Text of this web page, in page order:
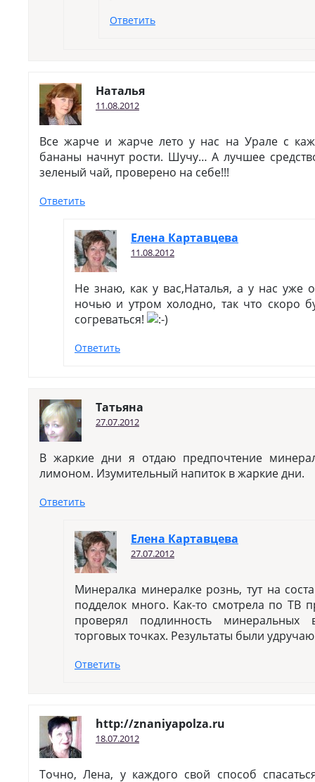
Ответить
Наталья
11.08.2012
Все жарче и жарче лето у нас на Урале с
бананы начнут рости. Шучу… А лучшее
зеленый чай, проверено на себе!!!
Ответить
Елена Картавцева
11.08.2012
Не знаю, как у вас,Наталья, а у нас уже
ночью и утром холодно, так что скоро
согреваться!
Ответить
Татьяна
27.07.2012
В жаркие дни я отдаю предпочтение
лимоном. Изумительный напиток в жаркие дни.
Ответить
Елена Картавцева
27.07.2012
Минералка минералке рознь, тут на
подделок много. Как-то смотрела по ТВ
проверял подлинность
торговых точках. Результаты были
Ответить
http://znaniyapolza.ru
18.07.2012
Точно, Лена, у каждого свой способ